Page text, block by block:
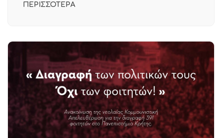
ΠΕΡΙΣΣΟΤΕΡΑ